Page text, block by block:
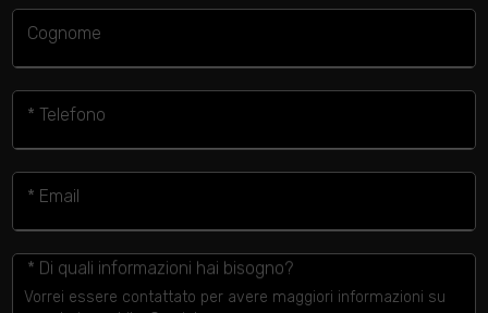
Cognome
* Telefono
* Email
* Di quali informazioni hai bisogno?